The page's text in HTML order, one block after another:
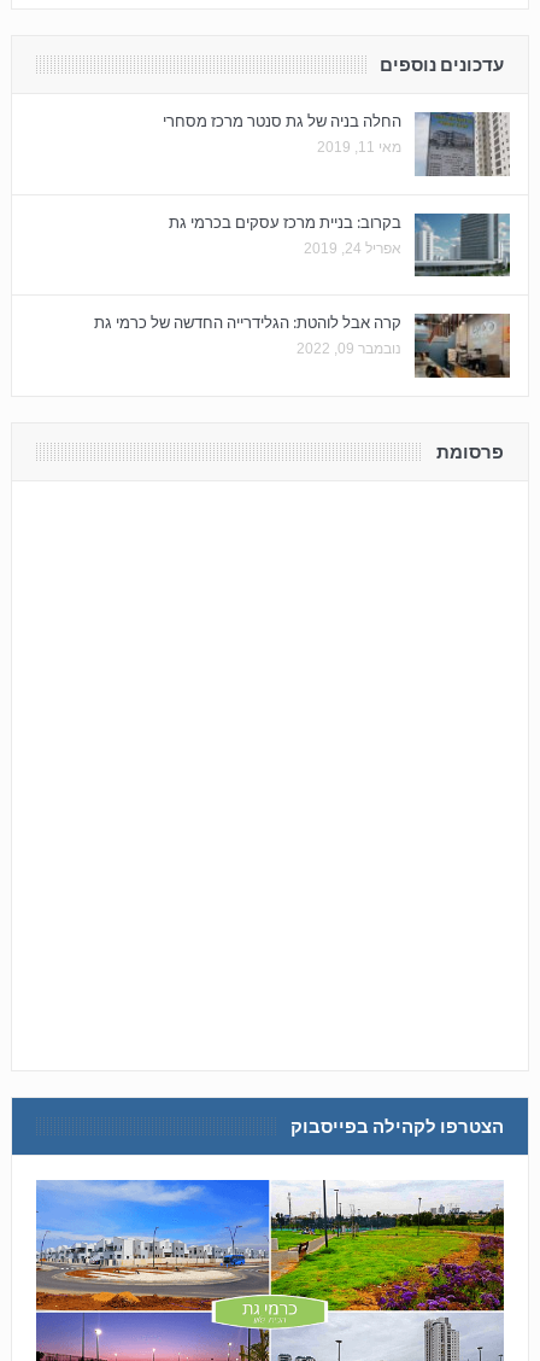
עדכונים נוספים
החלה בניה של גת סנטר מרכז מסחרי
מאי 11, 2019
בקרוב: בניית מרכז עסקים בכרמי גת
אפריל 24, 2019
קרה אבל לוהטת: הגלידרייה החדשה של כרמי גת
נובמבר 09, 2022
פרסומת
הצטרפו לקהילה בפייסבוק